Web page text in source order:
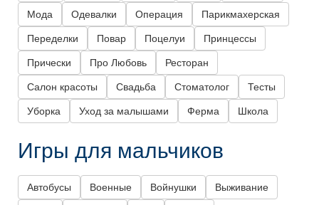
Мода Одевалки Операция Парикмахерская
Переделки Повар Поцелуи Принцессы
Прически Про Любовь Ресторан
Салон красоты Свадьба Стоматолог Тесты
Уборка Уход за малышами Ферма Школа
Игры для мальчиков
Автобусы Военные Войнушки Выживание